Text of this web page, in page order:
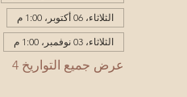
الثلاثاء، 06 أكتوبر، 1:00 م
الثلاثاء، 03 نوفمبر، 1:00 م
عرض جميع التواريخ 4